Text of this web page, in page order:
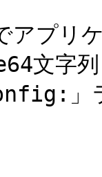
アプリ
文字
」ラ